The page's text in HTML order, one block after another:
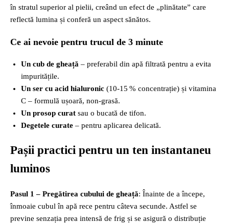
în stratul superior al pielii, creând un efect de „plinătate” care
reflectă lumina și conferă un aspect sănătos.
Ce ai nevoie pentru trucul de 3 minute
Un cub de gheață – preferabil din apă filtrată pentru a evita
impuritățile.
Un ser cu acid hialuronic (10‑15 % concentrație) și vitamina
C – formulă ușoară, non‑grasă.
Un prosop curat sau o bucată de tifon.
Degetele curate – pentru aplicarea delicată.
Pașii practici pentru un ten instantaneu
luminos
Pasul 1 – Pregătirea cubului de gheață: Înainte de a începe,
înmoaie cubul în apă rece pentru câteva secunde. Astfel se
previne senzația prea intensă de frig și se asigură o distribuție